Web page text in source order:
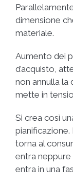
dimensione
materiale.
Aumento dei
d’acquisto,
non annulla la
mette in
Si crea così
torna al
entra neppure
entra in una